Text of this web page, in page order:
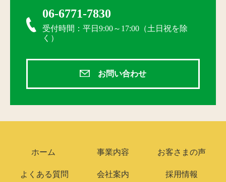
06-6771-7830
受付時間：平日9:00～17:00（土日祝を除
く）
お問い合わせ
ホーム 事業内容 お客さまの声
よくある質問 会社案内 採用情報